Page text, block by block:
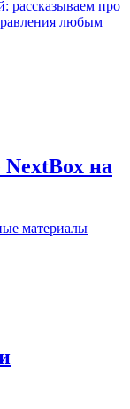
рассказываем про
любым
на
материалы